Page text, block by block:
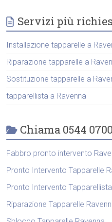
Servizi più
Installazione tapparelle a
Riparazione tapparelle a
Sostituzione tapparelle a
tapparellista a Ravenna
Chiama 0544
Fabbro pronto intervento
Pronto Intervento Tapparelle
Pronto Intervento
Riparazione Tapparelle